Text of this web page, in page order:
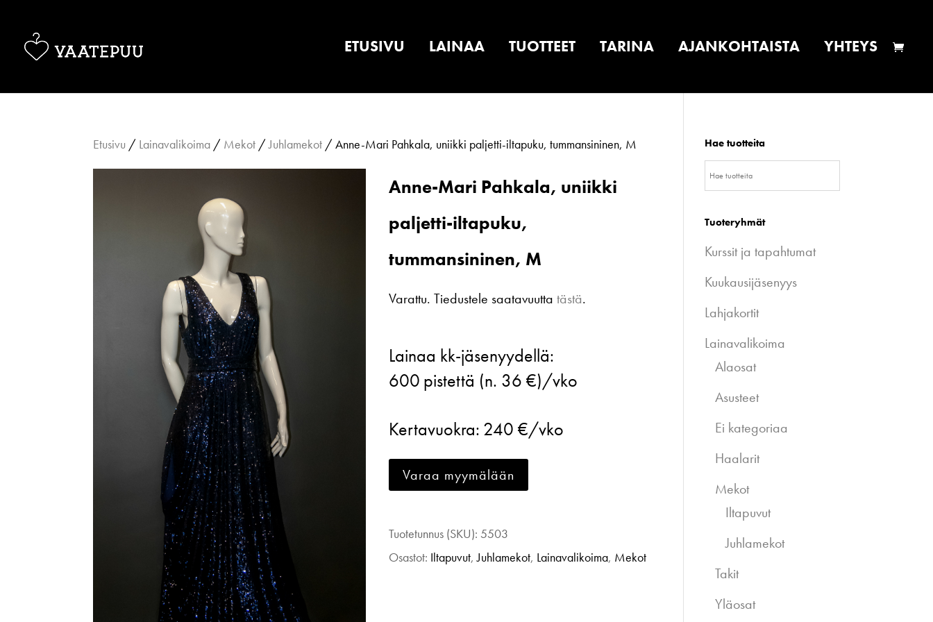
ETUSIVU LAINAA TUOTTEET TARINA AJANKOHTAISTA YHTEYS
Etusivu / Lainavalikoima / Mekot /Juhlamekot / Anne-Mari Pahkala, uniikki paljetti-iltapuku, tummansininen, M
Anne-Mari Pahkala, uniikki
paljetti-iltapuku,
tummansininen, M
Varattu. Tiedustele saatavuuttatästä.
Mari
Pahkala,
paljetti-
iltapuku,
tummansininen,
määrä
Lainaa kk-jäsenyydellä:
600 pistettä (n. 36 €)/vko
Kertavuokra: 240 €/vko
Varaa myymälään
Tuotetunnus (SKU): 5503
Osastot: Iltapuvut,Juhlamekot, Lainavalikoima, Mekot
Hae tuotteita
Tuoteryhmät
Kurssit ja tapahtumat
Kuukausijäsenyys
Lahjakortit
Lainavalikoima
Alaosat
Asusteet
Ei kategoriaa
Haalarit
Mekot
Iltapuvut
Juhlamekot
Takit
Yläosat